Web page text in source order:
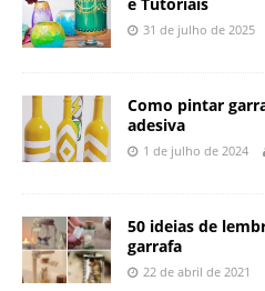
31 de julho de 2025
Como pintar
adesiva
1 de julho de 2024
50 ideias de
garrafa
22 de abril de 2021